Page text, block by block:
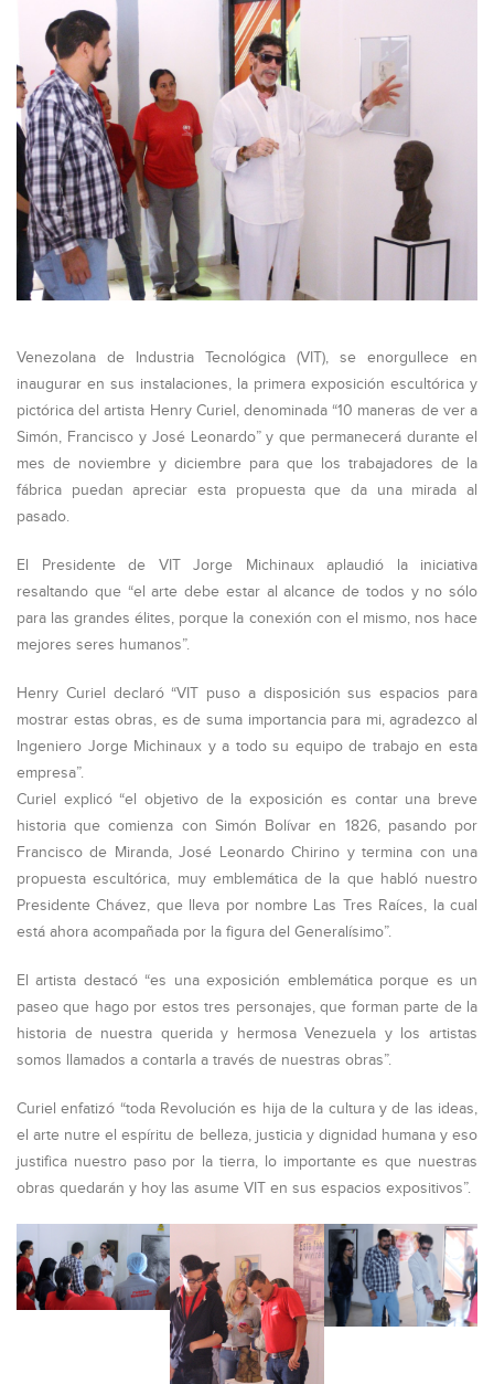
Venezolana de Industria Tecnológica (VIT), se enorgullece en
inaugurar en sus instalaciones, la primera exposición escultórica y
pictórica del artista Henry Curiel, denominada “10 maneras de ver a
Simón, Francisco y José Leonardo” y que permanecerá durante el
mes de noviembre y diciembre para que los trabajadores de la
fábrica puedan apreciar esta propuesta que da una mirada al
pasado.
El Presidente de VIT Jorge Michinaux aplaudió la iniciativa
resaltando que “el arte debe estar al alcance de todos y no sólo
para las grandes élites, porque la conexión con el mismo, nos hace
mejores seres humanos”.
Henry Curiel declaró “VIT puso a disposición sus espacios para
mostrar estas obras, es de suma importancia para mi, agradezco al
Ingeniero Jorge Michinaux y a todo su equipo de trabajo en esta
empresa”.
Curiel explicó “el objetivo de la exposición es contar una breve
historia que comienza con Simón Bolívar en 1826, pasando por
Francisco de Miranda, José Leonardo Chirino y termina con una
propuesta escultórica, muy emblemática de la que habló nuestro
Presidente Chávez, que lleva por nombre Las Tres Raíces, la cual
está ahora acompañada por la figura del Generalísimo”.
El artista destacó “es una exposición emblemática porque es un
paseo que hago por estos tres personajes, que forman parte de la
historia de nuestra querida y hermosa Venezuela y los artistas
somos llamados a contarla a través de nuestras obras”.
Curiel enfatizó “toda Revolución es hija de la cultura y de las ideas,
el arte nutre el espíritu de belleza, justicia y dignidad humana y eso
justifica nuestro paso por la tierra, lo importante es que nuestras
obras quedarán y hoy las asume VIT en sus espacios expositivos”.